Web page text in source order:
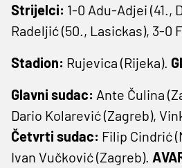
Strijelci: 1-0 Adu-Adjei (41.,
Radeljić (50., Lasickas), 3-0
Stadion: Rujevica (Rijeka).
Glavni sudac: Ante Čulina
Dario Kolarević (Zagreb),
Četvrti sudac: Filip Cindrić
Ivan Vučković (Zagreb).